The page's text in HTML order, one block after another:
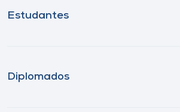
Estudantes
Diplomados